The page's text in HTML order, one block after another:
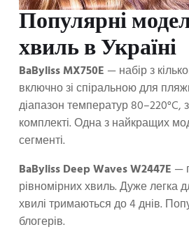
Популярні
хвиль в Україні
BaByliss MX750E — набір з
включно зі спіральною для
діапазон температур 80–220°C,
комплекті. Одна з найкращих
сегменті.
BaByliss Deep Waves W2447E —
рівномірних хвиль. Дуже легка
хвилі тримаються до 4 днів.
блогерів.